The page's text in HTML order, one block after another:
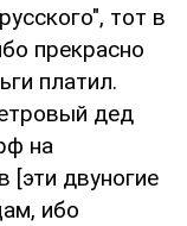
тот в
прекрасно
платил.
дед
на
[эти двуногие
ибо